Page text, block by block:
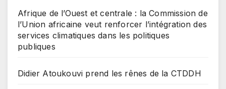
Afrique de l’Ouest et centrale : la Commission de
l’Union africaine veut renforcer l’intégration des
services climatiques dans les politiques
publiques
Didier Atoukouvi prend les rênes de la CTDDH